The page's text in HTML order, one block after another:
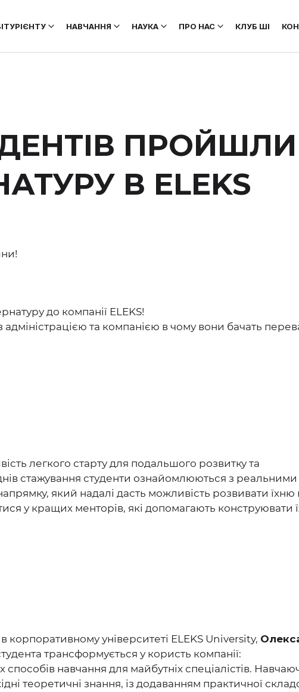
НАВЧАННЯ НАУКА ПРО НАС КЛУБ ШІ
В ELEKS
до компанії ELEKS!
адміністрацією та компанією в чому вони бачать
легкого старту для подальшого розвитку та
стажування студенти ознайомлюються з реальними
який надалі дасть можливість розвивати їхню
у кращих менторів, які допомагають конструювати
корпоративному університеті ELEKS University,
трансформується у користь компанії:
навчання для майбутніх спеціалістів.
теоретичні знання, із додаванням практичної